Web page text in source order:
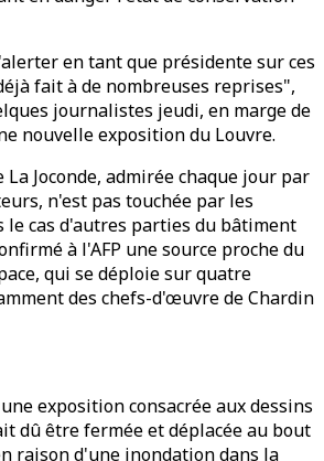
en tant que présidente sur ces
fait à de nombreuses reprises",
journalistes jeudi, en marge de
nouvelle exposition du Louvre.
Joconde, admirée chaque jour par
n'est pas touchée par les
le cas d'autres parties du bâtiment
à l'AFP une source proche du
qui se déploie sur quatre
des chefs-d'œuvre de Chardin
exposition consacrée aux dessins
dû être fermée et déplacée au bout
raison d'une inondation dans la